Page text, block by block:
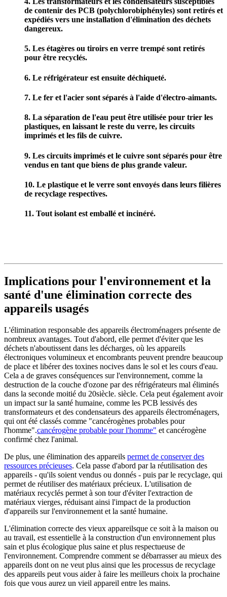
de contenir des PCB (polychlorobiphényles) sont retirés et
expédiés vers une installation d'élimination des déchets
dangereux.
5. Les étagères ou tiroirs en verre trempé sont retirés
pour être recyclés.
6. Le réfrigérateur est ensuite déchiqueté.
7. Le fer et l'acier sont séparés à l'aide d'électro-aimants.
8. La séparation de l'eau peut être utilisée pour trier les
plastiques, en laissant le reste du verre, les circuits
imprimés et les fils de cuivre.
9. Les circuits imprimés et le cuivre sont séparés pour être
vendus en tant que biens de plus grande valeur.
10. Le plastique et le verre sont envoyés dans leurs filières
de recyclage respectives.
11. Tout isolant est emballé et incinéré.
Implications pour l'environnement et la
santé d'une élimination correcte des
appareils usagés
L'élimination responsable des appareils électroménagers présente de
nombreux avantages. Tout d'abord, elle permet d'éviter que les
déchets n'aboutissent dans les décharges, où les appareils
électroniques volumineux et encombrants peuvent prendre beaucoup
de place et libérer des toxines nocives dans le sol et les cours d'eau.
Cela a de graves conséquences sur l'environnement, comme la
destruction de la couche d'ozone par des réfrigérateurs mal éliminés
dans la seconde moitié du 20siècle. siècle. Cela peut également avoir
un impact sur la santé humaine, comme les PCB lessivés des
transformateurs et des condensateurs des appareils électroménagers,
qui ont été classés comme "cancérogènes probables pour
l'homme".cancérogène probable pour l'homme" et cancérogène
confirmé chez l'animal.
De plus, une élimination des appareils permet de conserver des
ressources précieuses. Cela passe d'abord par la réutilisation des
appareils - qu'ils soient vendus ou donnés - puis par le recyclage, qui
permet de réutiliser des matériaux précieux. L'utilisation de
matériaux recyclés permet à son tour d'éviter l'extraction de
matériaux vierges, réduisant ainsi l'impact de la production
d'appareils sur l'environnement et la santé humaine.
L'élimination correcte des vieux appareilsque ce soit à la maison ou
au travail, est essentielle à la construction d'un environnement plus
sain et plus écologique plus saine et plus respectueuse de
l'environnement. Comprendre comment se débarrasser au mieux des
appareils dont on ne veut plus ainsi que les processus de recyclage
des appareils peut vous aider à faire les meilleurs choix la prochaine
fois que vous aurez un vieil appareil entre les mains.